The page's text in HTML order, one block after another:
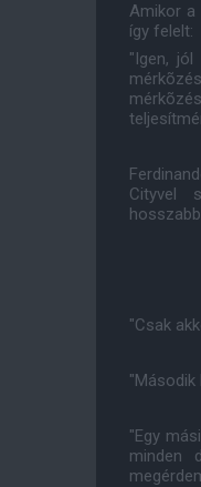
Amikor a
így felelt:
"Igen,
Cityvel
"Csak
"Második
"Egy
minden